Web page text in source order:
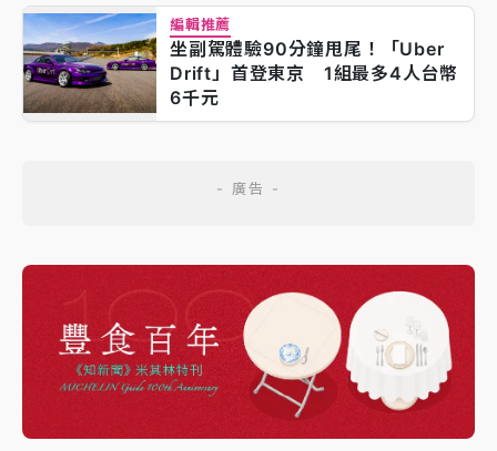
編輯推薦
坐副駕體驗90分鐘甩尾！「Uber
Drift」首登東京 1組最多4人台幣
6千元